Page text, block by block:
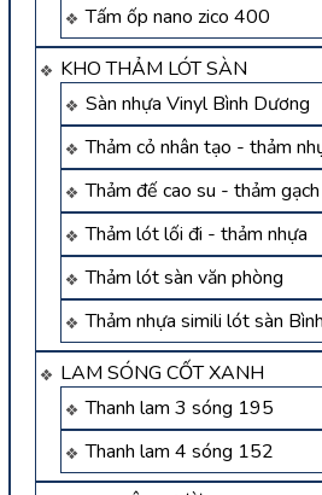
Tấm ốp nano zico 400
KHO THẢM LÓT SÀN
Sàn nhựa Vinyl Bình Dương
Thảm cỏ nhân tạo - thảm
Thảm đế cao su - thảm gạch
Thảm lót lối đi - thảm nhựa
Thảm lót sàn văn phòng
Thảm nhựa simili lót sàn
LAM SÓNG CỐT XANH
Thanh lam 3 sóng 195
Thanh lam 4 sóng 152